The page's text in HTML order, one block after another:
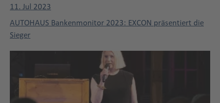
11. Jul 2023
AUTOHAUS Bankenmonitor 2023: EXCON präsentiert die
Sieger